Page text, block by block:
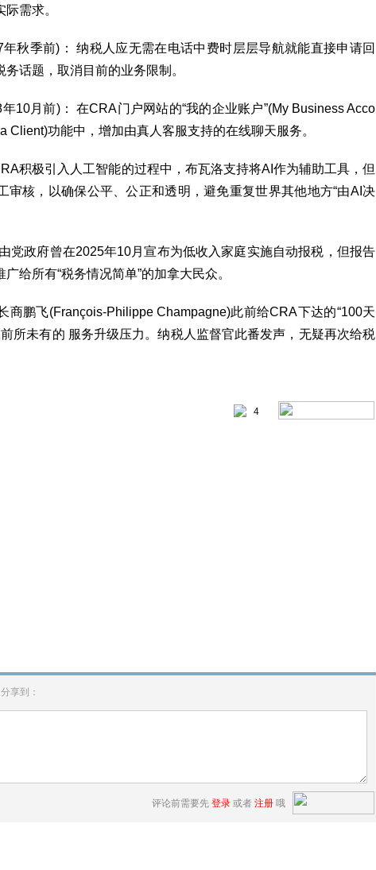
需求。
秋季前)： 纳税人应无需在电话中费时层层导航就能直接申请回
话题，取消目前的业务限制。
10月前)： 在CRA门户网站的“我的企业账户”(My Business Acco
Client)功能中，增加由真人客服支持的在线聊天服务。
积极引入人工智能的过程中，布瓦洛支持将AI作为辅助工具，但
审核，以确保公平、公正和透明，避免重复世界其他地方“由AI决
党政府曾在2025年10月宣布为低收入家庭实施自动报税，但报告
给所有“税务情况简单”的加拿大民众。
商鹏飞(François-Philippe Champagne)此前给CRA下达的“100天
所未有的 服务升级压力。纳税人监督官此番发声，无疑再次给税
4
分享到：
评论前需要先 登录 或者 注册 哦